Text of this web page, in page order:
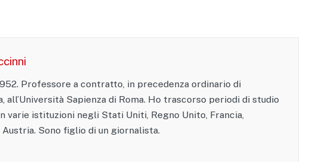
Professore a contratto, in precedenza ordinario di
all’Università Sapienza di Roma. Ho trascorso periodi di studio
varie istituzioni negli Stati Uniti, Regno Unito, Francia,
Austria. Sono figlio di un giornalista.